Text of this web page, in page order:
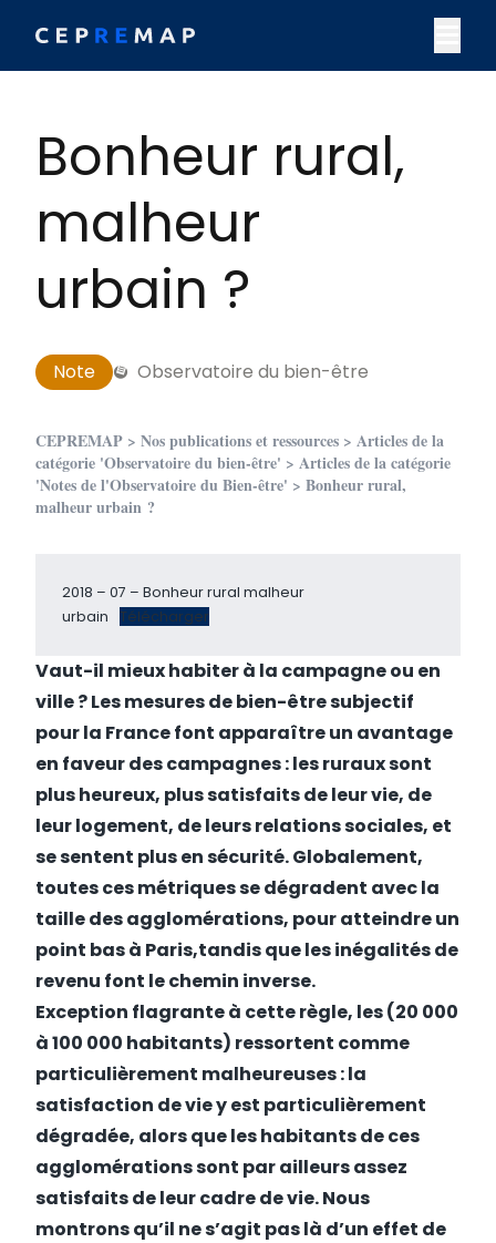
Bonheur rural,
malheur
urbain ?
Note Observatoire du bien-être
CEPREMAP > Nos publications et ressources > Articles de la
catégorie 'Observatoire du bien-être' > Articles de la catégorie
'Notes de l'Observatoire du Bien-être' > Bonheur rural,
malheur urbain ?
2018 – 07 – Bonheur rural malheur
urbain
Télécharger
Vaut-il mieux habiter à la campagne ou en
ville ? Les mesures de bien-être subjectif
pour la France font apparaître un avantage
en faveur des campagnes : les ruraux sont
plus heureux, plus satisfaits de leur vie, de
leur logement, de leurs relations sociales, et
se sentent plus en sécurité. Globalement,
toutes ces métriques se dégradent avec la
taille des agglomérations, pour atteindre un
point bas à Paris,tandis que les inégalités de
revenu font le chemin inverse.
Exception flagrante à cette règle, les (20 000
à 100 000 habitants) ressortent comme
particulièrement malheureuses : la
satisfaction de vie y est particulièrement
dégradée, alors que les habitants de ces
agglomérations sont par ailleurs assez
satisfaits de leur cadre de vie. Nous
montrons qu’il ne s’agit pas là d’un effet de